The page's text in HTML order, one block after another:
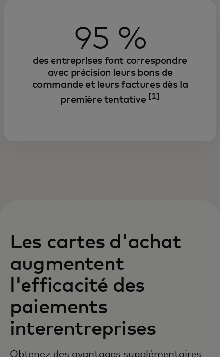
95 %
des entreprises font correspondre
avec précision leurs bons de
commande et leurs factures dès la
première tentative [1]
Les cartes d'achat
augmentent
l'efficacité des
paiements
interentreprises
Obtenez des avantages supplémentaires